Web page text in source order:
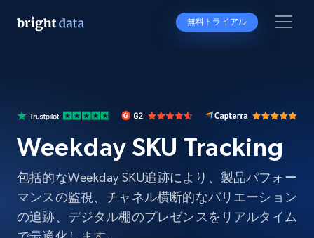
無料トライアル
Weekday SKU Tracking
包括的なWeekday SKU追跡により、製品パフォー
マンスの監視、チャネル横断的なバリエーション
の追跡、デジタル棚のプレゼンスをリアルタイム